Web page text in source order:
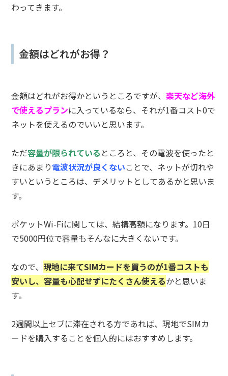
わってきます。
金額はどれがお得？
金額はどれがお得かというところですが、楽天など海外
で使えるプランに入っているなら、それが1番コスト0で
ネットを使えるのでいいと思います。
ただ容量が限られている ところと、その電波を使ったと
きにあまり電波状況が良くないことで、ネットが切れや
すいというところは、デメリットとしてあるかと思いま
す。
ポケットWi-Fiに関しては、結構高額になります。10日
で5000円位で容量もそんなに大きくないです。
なので、現地に来てSIMカードを買うのが1番コストも
安いし、容量も心配せずにたくさん使えるかと思いま
す。
2週間以上セブに滞在される方であれば、現地でSIMカ
ードを購入することを個人的にはおすすめします。